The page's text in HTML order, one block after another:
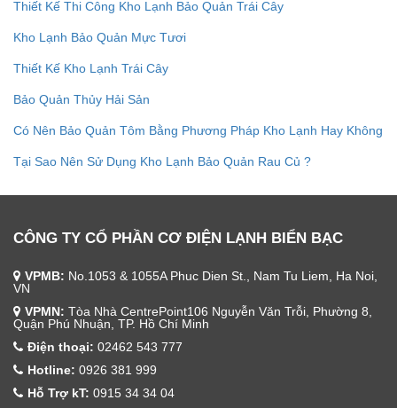
Thiết Kế Thi Công Kho Lạnh Bảo Quản Trái Cây
Kho Lạnh Bảo Quản Mực Tươi
Thiết Kế Kho Lạnh Trái Cây
Bảo Quản Thủy Hải Sản
Có Nên Bảo Quản Tôm Bằng Phương Pháp Kho Lạnh Hay Không
Tại Sao Nên Sử Dụng Kho Lạnh Bảo Quản Rau Củ ?
CÔNG TY CỔ PHẦN CƠ ĐIỆN LẠNH BIỂN BẠC
VPMB: No.1053 & 1055A Phuc Dien St., Nam Tu Liem, Ha Noi,
VN
VPMN: Tòa Nhà CentrePoint106 Nguyễn Văn Trỗi, Phường 8,
Quận Phú Nhuận, TP. Hồ Chí Minh
Điện thoại: 02462 543 777
Hotline: 0926 381 999
Hỗ Trợ kT: 0915 34 34 04